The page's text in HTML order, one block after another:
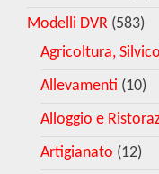
Modelli DVR (583)
Agricoltura,
Allevamenti (10)
Alloggio e
Artigianato (12)